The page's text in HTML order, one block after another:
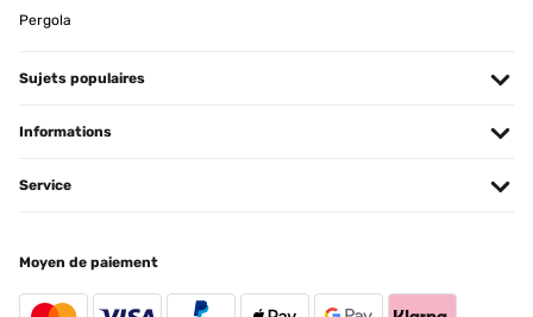
Traduire
AVIS VÉRIFIÉ
Gratamente sorprendida con el radiador. Lo primero, el envío fue
Usuario/a de amazon
Traduire
Pergola
Sujets populaires
Informations
Service
Moyen de paiement